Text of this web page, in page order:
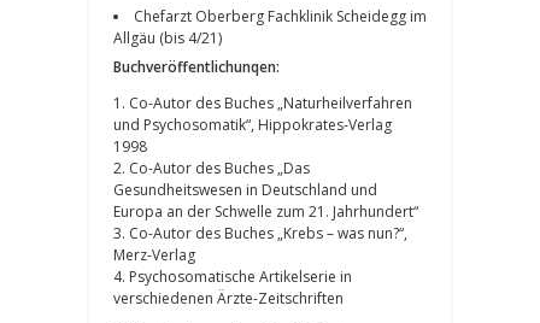
Chefarzt Oberberg Fachklinik Scheidegg im
Allgäu (bis 4/21)
Buchveröffentlichunqen:
1. Co-Autor des Buches „Naturheilverfahren
und Psychosomatik“, Hippokrates-Verlag
1998
2. Co-Autor des Buches „Das
Gesundheitswesen in Deutschland und
Europa an der Schwelle zum 21. Jahrhundert“
3. Co-Autor des Buches „Krebs – was nun?“,
Merz-Verlag
4. Psychosomatische Artikelserie in
verschiedenen Ärzte-Zeitschriften